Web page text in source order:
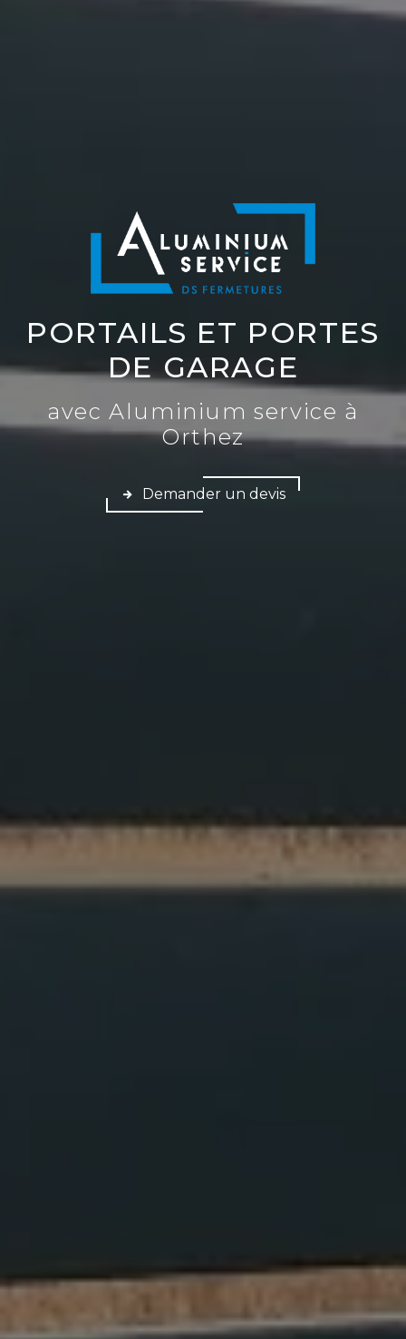
PORTAILS ET PORTES
DE GARAGE
avec Aluminium service à
Orthez
Demander un devis